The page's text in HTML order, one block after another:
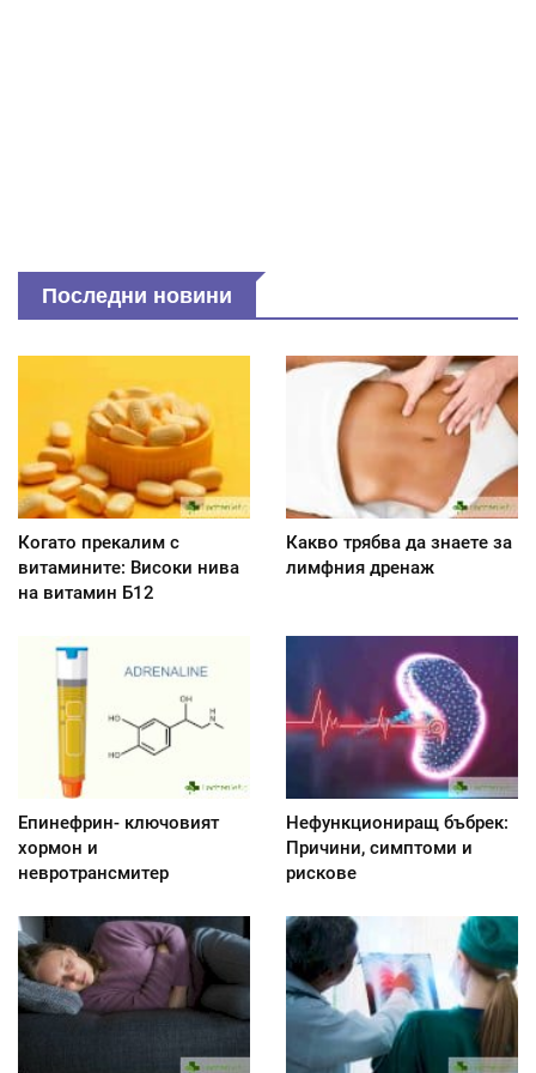
Последни новини
Когато прекалим с
витамините: Високи нива
на витамин Б12
Какво трябва да знаете за
лимфния дренаж
Епинефрин- ключовият
хормон и
невротрансмитер
Нефункциониращ бъбрек:
Причини, симптоми и
рискове